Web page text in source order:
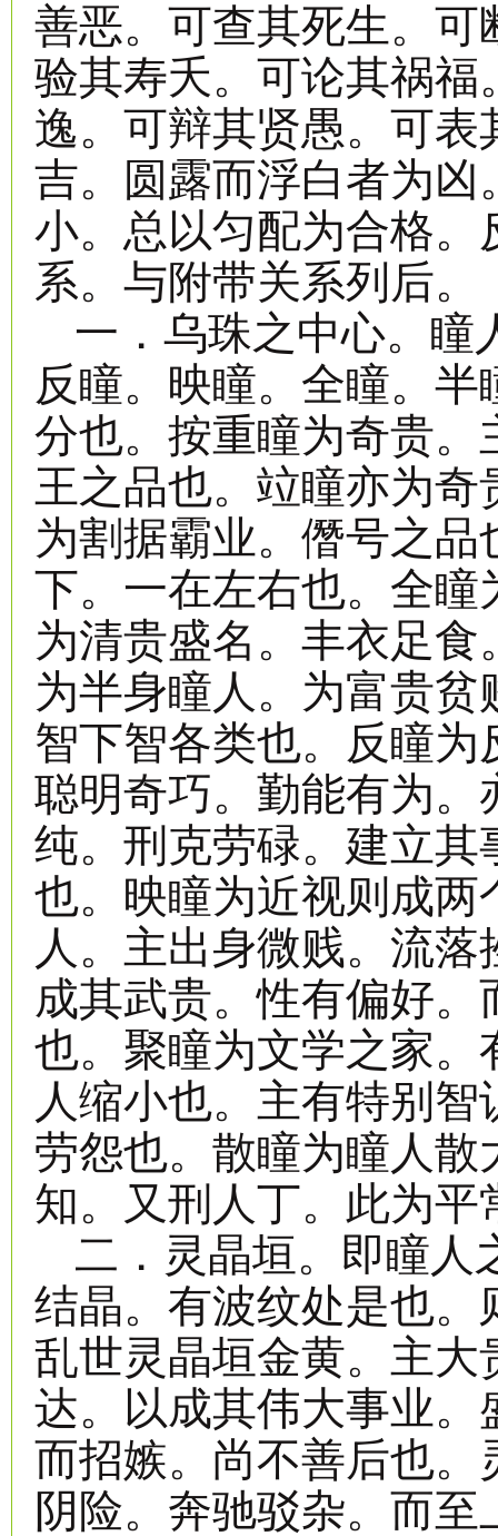
善恶。可查其死生。
验其寿夭。可论其祸
逸。可辩其贤愚。可
吉。圆露而浮白者为
小。总以匀配为合格
系。与附带关系列后。
一．乌珠之中心。瞳
反瞳。映瞳。全瞳。
分也。按重瞳为奇贵
王之品也。竝瞳亦为
为割据霸业。僭号之
下。一在左右也。全
为清贵盛名。丰衣足
为半身瞳人。为富贵
智下智各类也。反瞳
聪明奇巧。勤能有为
纯。刑克劳碌。建立
也。映瞳为近视则成
人。主出身微贱。流
成其武贵。性有偏好
也。聚瞳为文学之家
人缩小也。主有特别
劳怨也。散瞳为瞳人
知。又刑人丁。此为平
二．灵晶垣。即瞳人
结晶。有波纹处是也
乱世灵晶垣金黄。主
达。以成其伟大事业
而招嫉。尚不善后也
阴险。奔驰驳杂。而